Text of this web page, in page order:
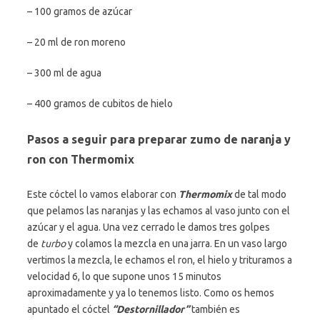
– 100 gramos de azúcar
– 20 ml de ron moreno
– 300 ml de agua
– 400 gramos de cubitos de hielo
Pasos a seguir para preparar zumo de naranja y
ron con Thermomix
Este cóctel lo vamos elaborar con Thermomixde tal modo
que pelamos las naranjas y las echamos al vaso junto con el
azúcar y el agua. Una vez cerrado le damos tres golpes
de turboy colamos la mezcla en una jarra. En un vaso largo
vertimos la mezcla, le echamos el ron, el hielo y trituramos a
velocidad 6, lo que supone unos 15 minutos
aproximadamente y ya lo tenemos listo. Como os hemos
apuntado el cóctel “Destornillador”también es